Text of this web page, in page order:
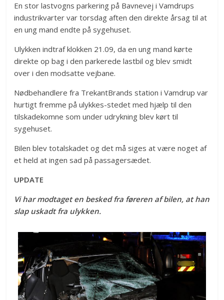
En stor lastvogns parkering på Bavnevej i Vamdrups
industrikvarter var torsdag aften den direkte årsag til at
en ung mand endte på sygehuset.
Ulykken indtraf klokken 21.09, da en ung mand kørte
direkte op bag i den parkerede lastbil og blev smidt
over i den modsatte vejbane.
Nødbehandlere fra TrekantBrands station i Vamdrup var
hurtigt fremme på ulykkes-stedet med hjælp til den
tilskadekomne som under udrykning blev kørt til
sygehuset.
Bilen blev totalskadet og det må siges at være noget af
et held at ingen sad på passagersædet.
UPDATE
Vi har modtaget en besked fra føreren af bilen, at han
slap uskadt fra ulykken.